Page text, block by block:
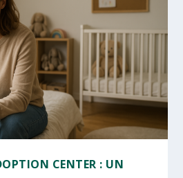
CENTER : UN